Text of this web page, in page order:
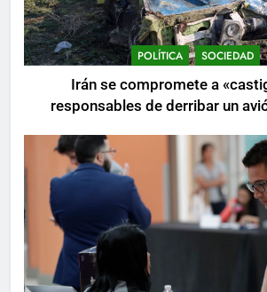
POLÍTICA SOCIEDAD
Irán se compromete a
responsables de derribar un